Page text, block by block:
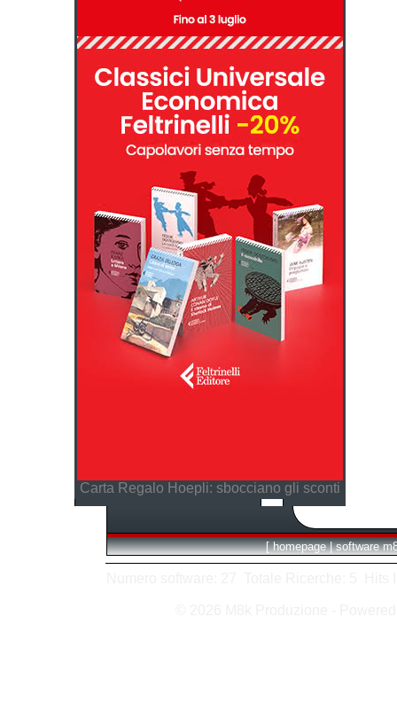
Carta Regalo Hoepli: sbocciano gli sconti
[ homepage | software